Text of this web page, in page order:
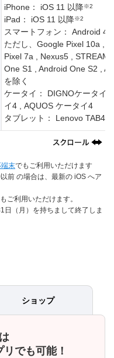
iPhone： iOS 11 以降※2
iPad： iOS 11 以降※2
スマートフォン： Android
ただし、Google Pixel 10a ,
Pixel 7a , Nexus5 , STREAM
One S1 , Android One S2 ,
を除く
ケータイ： DIGNOケータイ
イ4 , AQUOS ケータイ4
タブレット： Lenovo TAB4
末でもご利用いただけます
前 の場合は、最新の iOS へア
ご利用いただけます。
日（月）を持ちまして終了しま
ショップ
でも可能！